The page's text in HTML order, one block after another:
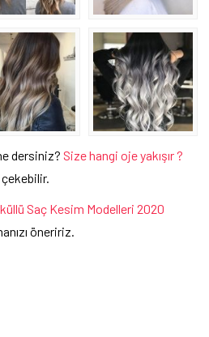
dersiniz? Size hangi oje yakışır ?
Saç Kesim Modelleri 2020
öneririz.